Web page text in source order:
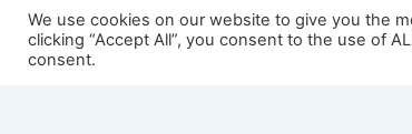
2501:
We use cookies on our website to give you the
clicking “Accept All”, you consent to the use of
consent.